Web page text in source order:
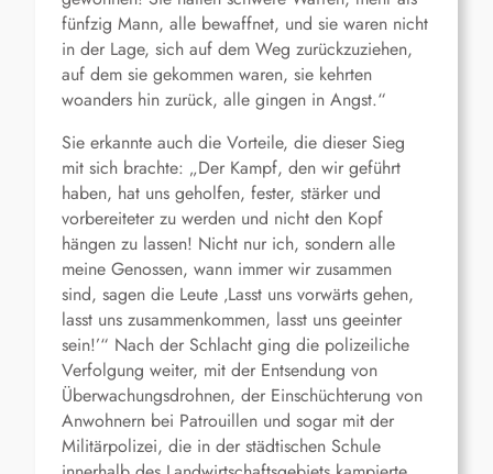
fünfzig Mann, alle bewaffnet, und sie waren nicht
in der Lage, sich auf dem Weg zurückzuziehen,
auf dem sie gekommen waren, sie kehrten
woanders hin zurück, alle gingen in Angst.“
Sie erkannte auch die Vorteile, die dieser Sieg
mit sich brachte: „Der Kampf, den wir geführt
haben, hat uns geholfen, fester, stärker und
vorbereiteter zu werden und nicht den Kopf
hängen zu lassen! Nicht nur ich, sondern alle
meine Genossen, wann immer wir zusammen
sind, sagen die Leute ‚Lasst uns vorwärts gehen,
lasst uns zusammenkommen, lasst uns geeinter
sein!’“ Nach der Schlacht ging die polizeiliche
Verfolgung weiter, mit der Entsendung von
Überwachungsdrohnen, der Einschüchterung von
Anwohnern bei Patrouillen und sogar mit der
Militärpolizei, die in der städtischen Schule